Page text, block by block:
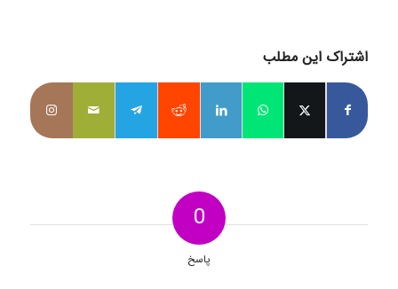
اشتراک این مطلب
0
پاسخ